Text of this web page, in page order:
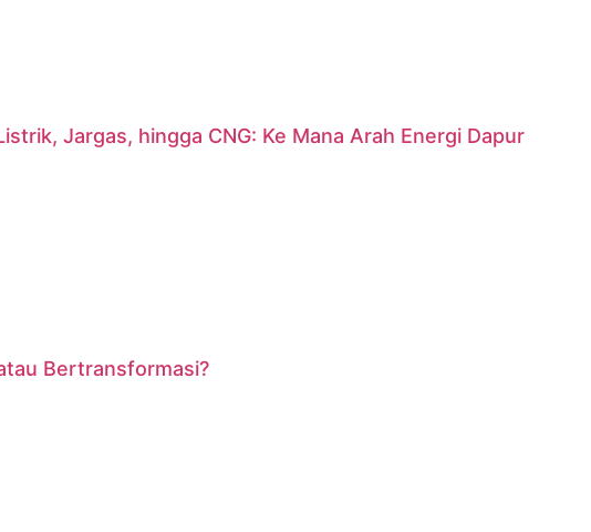
Jargas, hingga CNG: Ke Mana Arah Energi Dapur
Bertransformasi?